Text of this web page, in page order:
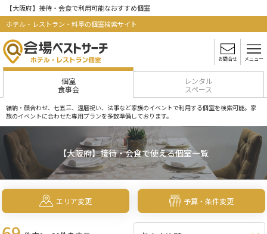
【大阪府】接待・会食で利用可能なおすすめ個室
ホテル・レストラン・料亭の個室検索サイト
お問合せ メニュー
個室
食事会
レンタル
スペース
結納・顔合わせ、七五三、還暦祝い、法事など家族のイベントで利用する個室を検索可能。家
族のイベントに合わせた専用プランを多数準備しております。
【大阪府】接待・会食で使える個室一覧
エリア変更 予算・条件変更